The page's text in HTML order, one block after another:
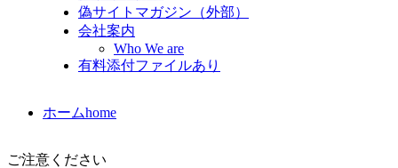
偽サイトマガジン（外部）
会社案内
Who We are
有料添付ファイルあり
ホームhome
ご注意ください